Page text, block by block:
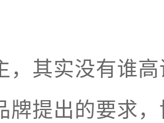
，其实没有谁
牌提出的要求